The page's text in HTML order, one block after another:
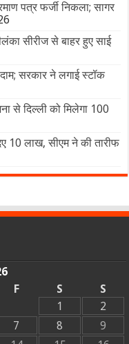
पत्र फर्जी निकला; सागर
सीरीज से बाहर हुए साई
सरकार ने लगाई स्टॉक
से दिल्ली को मिलेगा 100
10 लाख, सीएम ने की तारीफ
F S
S
1
2
7 8
9